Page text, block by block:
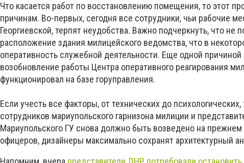
Что касается работ по восстановлению помещения, то этот
причинам. Во-первых, сегодня все сотрудники, чьи рабочие
Георгиевской, терпят неудобства. Важно подчеркнуть, что не
расположение здания милицейского ведомства, что в
оперативность служебной деятельности. Еще одной
возобновление работы Центра оперативного реагирования
функционировал на базе горуправления.
Если учесть все факторы, от технических до
сотрудников мариупольского гарнизона милиции и
Мариупольского ГУ снова должно быть возведено на
офицеров, дизайнеры максимально сохранят архитектурный